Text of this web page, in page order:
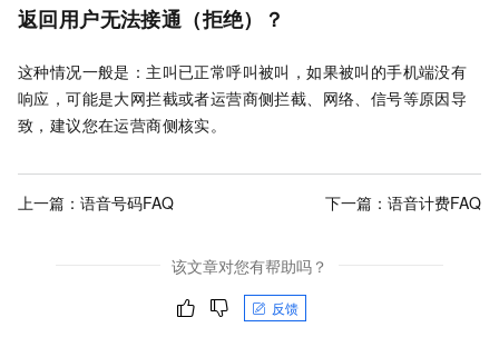
返回用户无法接通（拒绝）？
这种情况一般是：主叫已正常呼叫被叫，如果被叫的手机端没有
响应，可能是大网拦截或者运营商侧拦截、网络、信号等原因导
致，建议您在运营商侧核实。
上一篇： 语音号码FAQ 下一篇： 语音计费FAQ
该文章对您有帮助吗？
反馈